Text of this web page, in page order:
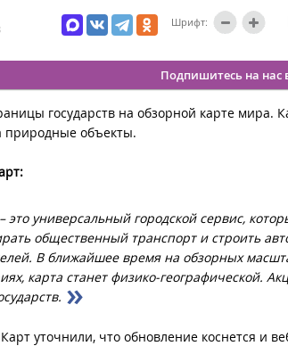
Шрифт:
Подпишитесь на нас
государств на обзорной карте мира.
природные объекты.
это универсальный городской сервис,
общественный транспорт и строить
В ближайшее время на обзорных
карта станет физико-географической.
уточнили, что обновление коснется и